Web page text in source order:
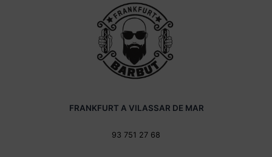
FRANKFURT A VILASSAR DE MAR
93 751 27 68